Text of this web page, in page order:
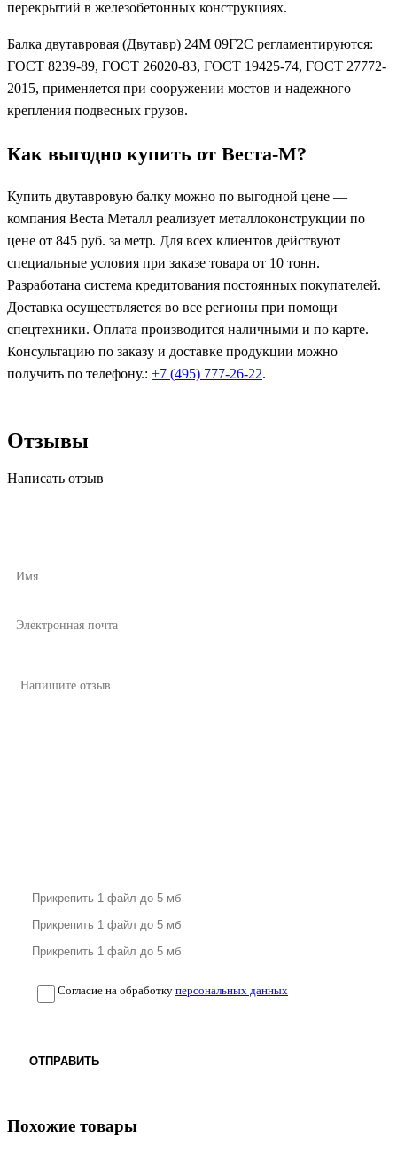
перекрытий в железобетонных конструкциях.
Балка двутавровая (Двутавр) 24М 09Г2С регламентируются:
ГОСТ 8239-89, ГОСТ 26020-83, ГОСТ 19425-74, ГОСТ 27772-
2015, применяется при сооружении мостов и надежного
крепления подвесных грузов.
Как выгодно купить от Веста-М?
Купить двутавровую балку можно по выгодной цене —
компания Веста Металл реализует металлоконструкции по
цене от 845 руб. за метр. Для всех клиентов действуют
специальные условия при заказе товара от 10 тонн.
Разработана система кредитования постоянных покупателей.
Доставка осуществляется во все регионы при помощи
спецтехники. Оплата производится наличными и по карте.
Консультацию по заказу и доставке продукции можно
получить по телефону.: +7 (495) 777-26-22.
Отзывы
Написать отзыв
Согласие на обработку персональных данных
ОТПРАВИТЬ
Похожие товары